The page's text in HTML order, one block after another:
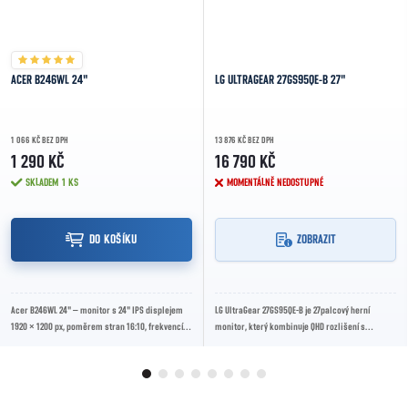
ACER B246WL 24"
1 066 KČ BEZ DPH
1 290 KČ
SKLADEM 1 KS
DO KOŠÍKU
Acer B246WL 24" – monitor s 24" IPS displejem
1920 × 1200 px, poměrem stran 16:10, frekvencí
LG ULTRAGEAR 27GS95QE-B 27"
13 876 KČ BEZ DPH
16 790 KČ
MOMENTÁLNĚ NEDOSTUPNÉ
ZOBRAZIT
LG UltraGear 27GS95QE-B je 27palcový herní
monitor, který kombinuje QHD rozlišení s